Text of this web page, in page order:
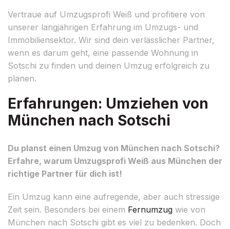
Vertraue auf Umzugsprofi Weiß und profitiere von
unserer langjährigen Erfahrung im Umzugs- und
Immobiliensektor. Wir sind dein verlässlicher Partner,
wenn es darum geht, eine passende Wohnung in
Sotschi zu finden und deinen Umzug erfolgreich zu
planen.
Erfahrungen: Umziehen von
München nach Sotschi
Du planst einen Umzug von München nach Sotschi?
Erfahre, warum Umzugsprofi Weiß aus München der
richtige Partner für dich ist!
Ein Umzug kann eine aufregende, aber auch stressige
Zeit sein. Besonders bei einem Fernumzug wie von
München nach Sotschi gibt es viel zu bedenken. Doch